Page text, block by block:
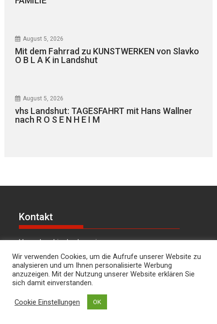
August 5, 2026
Mit dem Fahrrad zu KUNSTWERKEN von Slavko
O B L A K in Landshut
August 5, 2026
vhs Landshut: TAGESFAHRT mit Hans Wallner
nach R O S E N H E I M
Kontakt
Hans Joachim Lodermeier
Herausgeber & Chefredakteur
Weilerstr. 39c
84032 Landshut
0176/64349821
Wir verwenden Cookies, um die Aufrufe unserer Website zu
analysieren und um Ihnen personalisierte Werbung
anzuzeigen. Mit der Nutzung unserer Website erklären Sie
sich damit einverstanden.
Cookie Einstellungen OK